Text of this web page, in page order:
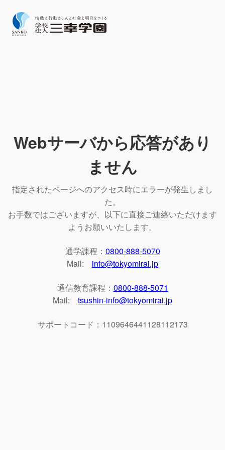
Webサーバから応答があり
ません
指定されたページへのアクセス時にエラーが発生しまし
た。
お手数ではございますが、以下に直接ご連絡いただけます
ようお願いいたします。
通学課程： 0800-888-5070
Mail: info@tokyomirai.jp
通信教育課程： 0800-888-5071
Mail: tsushin-info@tokyomirai.jp
サポートコード：1109646441128112173